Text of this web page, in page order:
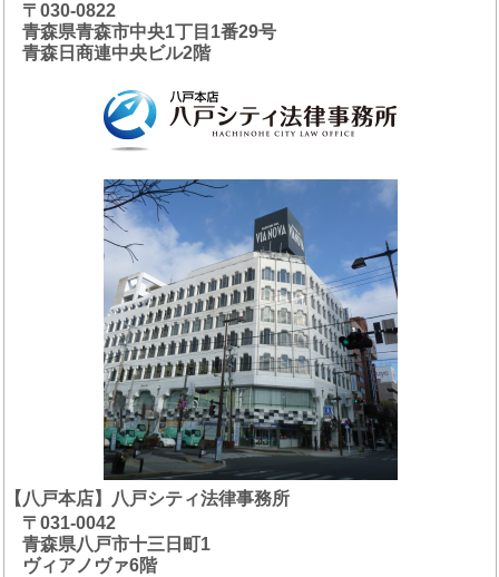
〒030-0822
青森県青森市中央1丁目1番29号
青森日商連中央ビル2階
【八戸本店】八戸シティ法律事務所
〒031-0042
青森県八戸市十三日町1
ヴィアノヴァ6階